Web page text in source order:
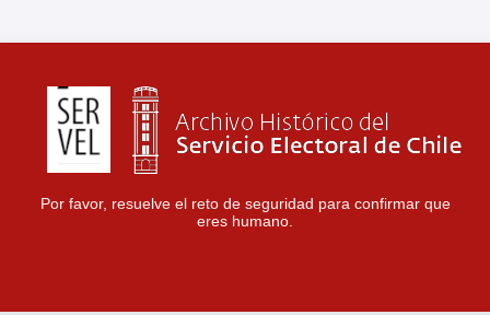
Por favor, resuelve el reto de seguridad para confirmar que
eres humano.